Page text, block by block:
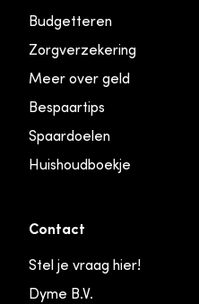
Budgetteren
Zorgverzekering
Meer over geld
Bespaartips
Spaardoelen
Huishoudboekje
Contact
Stel je vraag hier!
Dyme B.V.